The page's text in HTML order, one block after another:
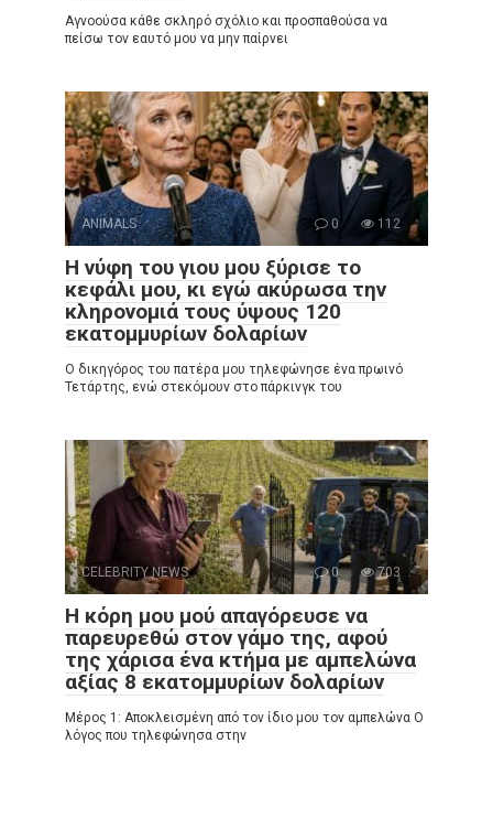
Αγνοούσα κάθε σκληρό σχόλιο και προσπαθούσα να
πείσω τον εαυτό μου να μην παίρνει
ANIMALS 0 112
Η νύφη του γιου μου ξύρισε το
κεφάλι μου, κι εγώ ακύρωσα την
κληρονομιά τους ύψους 120
εκατομμυρίων δολαρίων
Ο δικηγόρος του πατέρα μου τηλεφώνησε ένα πρωινό
Τετάρτης, ενώ στεκόμουν στο πάρκινγκ του
CELEBRITY NEWS 0 703
Η κόρη μου μού απαγόρευσε να
παρευρεθώ στον γάμο της, αφού
της χάρισα ένα κτήμα με αμπελώνα
αξίας 8 εκατομμυρίων δολαρίων
Μέρος 1: Αποκλεισμένη από τον ίδιο μου τον αμπελώνα Ο
λόγος που τηλεφώνησα στην